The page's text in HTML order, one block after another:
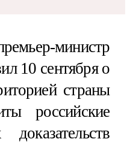
министр
10 сентября о
страны
российские